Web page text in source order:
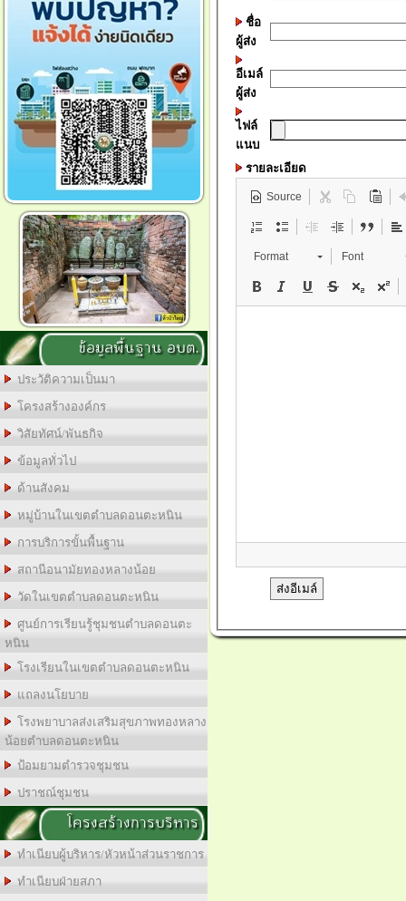
ข้อมูลพื้นฐาน อบต.
ประวัติความเป็นมา
โครงสร้างองค์กร
วิสัยทัศน์/พันธกิจ
ข้อมูลทั่วไป
ด้านสังคม
หมู่บ้านในเขตตำบลดอนตะหนิน
การบริการขั้นพื้นฐาน
สถานีอนามัยทองหลางน้อย
วัดในเขตตำบลดอนตะหนิน
ศูนย์การเรียนรู้ชุมชนตำบลดอนตะ
หนิน
โรงเรียนในเขตตำบลดอนตะหนิน
แถลงนโยบาย
โรงพยาบาลส่งเสริมสุขภาพทองหลาง
น้อยตำบลดอนตะหนิน
ป้อมยามตำรวจชุมชน
ปราชณ์ชุมชน
โครงสร้างการบริหาร
ทำเนียบผู้บริหาร/หัวหน้าส่วนราชการ
ทำเนียบฝ่ายสภา
ชื่อ
ผู้ส่ง
อีเมล์
ผู้ส่ง
ไฟล์
แนบ
รายละเอียด
Source
Format Font